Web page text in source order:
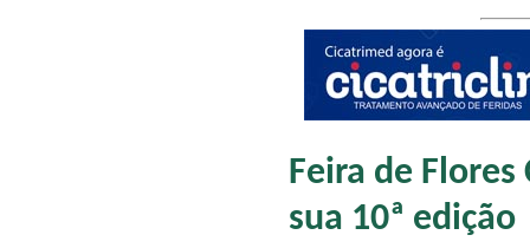
Feira de Flores
sua 10ª edição